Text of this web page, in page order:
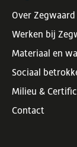
Over
Werken bij
Materiaal en
Sociaal
Milieu &
Contact